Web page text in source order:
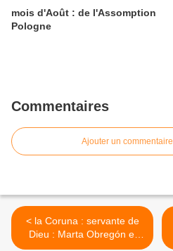
mois d'Août : de l'Assomption
Pologne
Commentaires
Ajouter un commentaire
< la Coruna : servante de
Dieu : Marta Obregón el
bien no hace ruido!